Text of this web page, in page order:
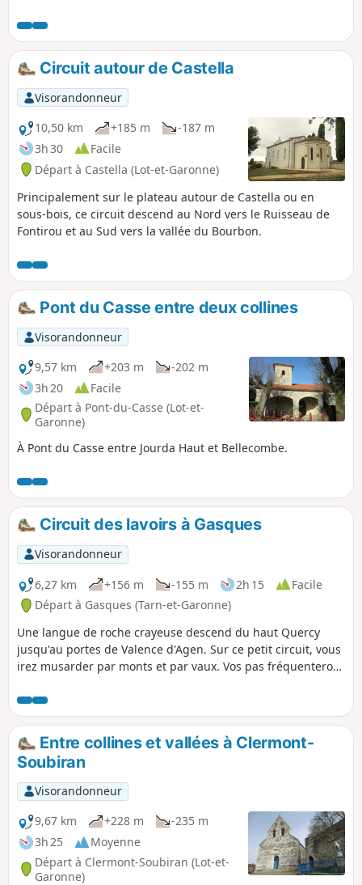
Circuit autour de Castella
Visorandonneur
10,50 km
+185 m
-187 m
3h 30
Facile
Départ à Castella (Lot-et-Garonne)
Principalement sur le plateau autour de Castella ou en
sous-bois, ce circuit descend au Nord vers le Ruisseau de
Fontirou et au Sud vers la vallée du Bourbon.
Pont du Casse entre deux collines
Visorandonneur
9,57 km
+203 m
-202 m
3h 20
Facile
Départ à Pont-du-Casse (Lot-et-
Garonne)
À Pont du Casse entre Jourda Haut et Bellecombe.
Circuit des lavoirs à Gasques
Visorandonneur
6,27 km
+156 m -155 m 2h 15
Facile
Départ à Gasques (Tarn-et-Garonne)
Une langue de roche crayeuse descend du haut Quercy
jusqu'au portes de Valence d'Agen. Sur ce petit circuit, vous
irez musarder par monts et par vaux. Vos pas fréquenteront
possède encore ses bancs de pierre pour laver le linge. Les
autres, à mi-parcours, de chaque côté de la route, sont
envahis par la végétation ou les nénuphars. (Extrait des
"sentiers d'Emilie dans le 82 de Randoéditions).
Entre collines et vallées à Clermont-
Soubiran
Visorandonneur
9,67 km
+228 m
-235 m
3h 25
Moyenne
Départ à Clermont-Soubiran (Lot-et-
Garonne)